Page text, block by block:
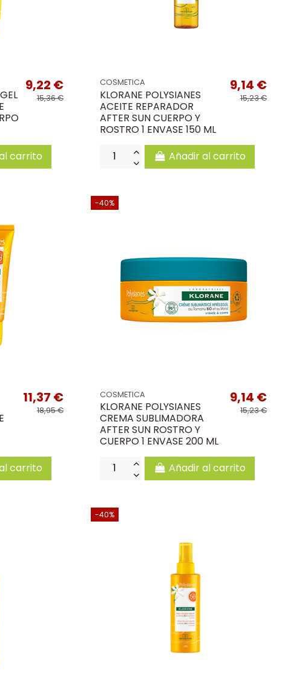
9,22 €
15,36 €
carrito
COSMETICA
KLORANE POLYSIANES
ACEITE REPARADOR
AFTER SUN CUERPO Y
ROSTRO 1 ENVASE 150 ML
9,14 €
15,23 €
Añadir al carrito
11,37 €
18,95 €
carrito
-40%
COSMETICA
KLORANE POLYSIANES
CREMA SUBLIMADORA
AFTER SUN ROSTRO Y
CUERPO 1 ENVASE 200 ML
9,14 €
15,23 €
Añadir al carrito
-40%